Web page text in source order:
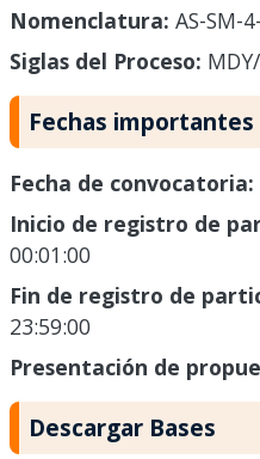
Nomenclatura: AS-SM-
Siglas del Proceso:
Fechas importantes
Fecha de convocatoria:
Inicio de registro de
00:01:00
Fin de registro de
23:59:00
Presentación de
Descargar Bases